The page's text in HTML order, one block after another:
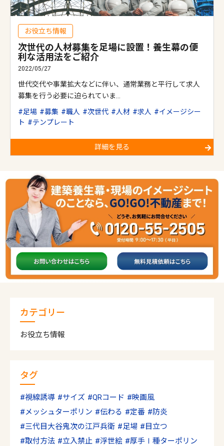
お役立ち情報
次世代の人材募集を足場に設置！養生幕の便
利な活用法をご紹介
2022/05/27
世代交代や事業拡大などに伴い、通常業務と平行して求人
募集を行う必要に迫られていま…
足場
募集 職人 次世代 人材 求人
イメージシー
ト
テンプレート
詳細を見る
カテゴリー
お役立ち情報
タグ
視線誘導 サイズ QRコード
映画風
メッシュターポリン
伝わる 定番
防炎
三代目大谷鬼次の江戸兵衛
足場
目立つ
取付方法
立入禁止 浮世絵
厚手Ⅰ種ターポリン